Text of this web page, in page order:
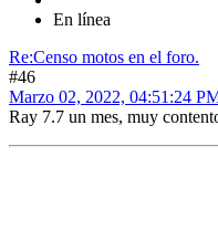
En línea
Re:Censo motos en el foro.
#46
Marzo 02, 2022, 04:51:24
Ray 7.7 un mes, muy